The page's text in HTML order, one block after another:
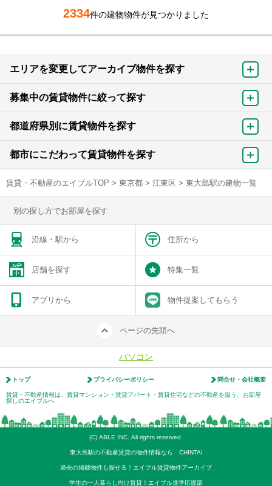
2334件の建物物件が見つかりました
エリアを変更してアーカイブ物件を探す
募集中の賃貸物件に絞って探す
都道府県別に賃貸物件を探す
都市にこだわって賃貸物件を探す
賃貸・不動産のエイブルTOP > 東京都 > 江東区 > 東大島駅の建物一覧
別の探し方でお部屋を探す
沿線・駅から 住所から
店舗を探す 特集一覧
アプリから 物件提案してもらう
ページの先頭へ
パソコン
トップ プライバシーポリシー 問合せ・会社概要
賃貸・不動産情報は、賃貸マンション・賃貸アパート・賃貸住宅などの不動産を扱う、お部屋
探しのエイブルへ
(C) ABLE INC. All rights reserved.
東大島駅の不動産賃貸の物件情報なら CHINTAI
過去の掲載物件も探せる！エイブル賃貸物件アーカイブ
学生の一人暮らし向け賃貸！エイブル進学応援部